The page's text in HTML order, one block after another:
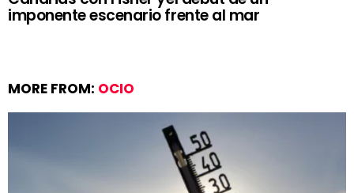
imponente escenario frente al mar
MORE FROM: OCIO